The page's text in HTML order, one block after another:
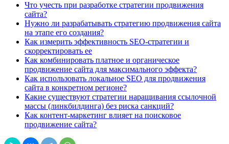
Что учесть при разработке стратегии продвижения
сайта?
Нужно ли разрабатывать стратегию продвижения сайта
на этапе его создания?
Как измерить эффективность SEO-стратегии и
скорректировать ее
Как комбинировать платное и органическое
продвижение сайта для максимального эффекта?
Как использовать локальное SEO для продвижения
сайта в конкретном регионе?
Какие существуют стратегии наращивания ссылочной
массы (линкбилдинга) без риска санкций?
Как контент-маркетинг влияет на поисковое
продвижение сайта?